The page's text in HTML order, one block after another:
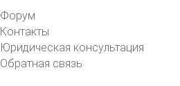
Форум
Контакты
Юридическая консультация
Обратная связь